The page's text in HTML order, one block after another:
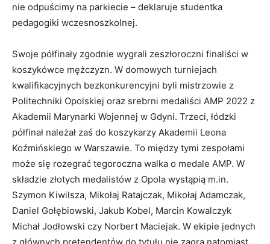
nie odpuścimy na parkiecie – deklaruje studentka
pedagogiki wczesnoszkolnej.
Swoje półfinały zgodnie wygrali zeszłoroczni finaliści w
koszykówce mężczyzn. W domowych turniejach
kwalifikacyjnych bezkonkurencyjni byli mistrzowie z
Politechniki Opolskiej oraz srebrni medaliści AMP 2022 z
Akademii Marynarki Wojennej w Gdyni. Trzeci, łódzki
półfinał należał zaś do koszykarzy Akademii Leona
Koźmińskiego w Warszawie. To między tymi zespołami
może się rozegrać tegoroczna walka o medale AMP. W
składzie złotych medalistów z Opola wystąpią m.in.
Szymon Kiwilsza, Mikołaj Ratajczak, Mikołaj Adamczak,
Daniel Gołębiowski, Jakub Kobel, Marcin Kowalczyk
Michał Jodłowski czy Norbert Maciejak. W ekipie jednych